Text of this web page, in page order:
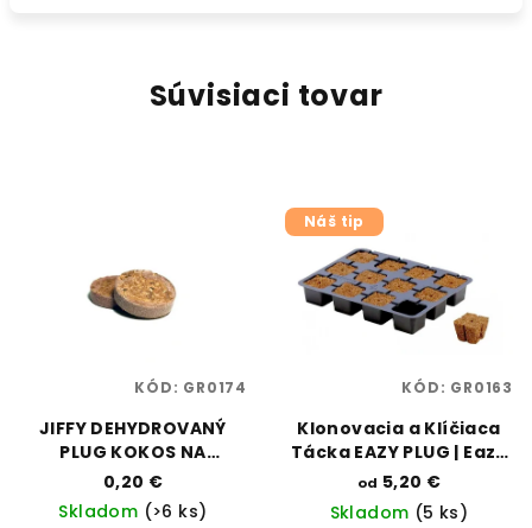
Súvisiaci tovar
JIFFY DEHYDROVANÝ
PLUG KOKOS NA
KLÍČENIE/KLONOVANIE -
42MM
0,20 €
Skladom (>6 ks)
KÓD: GR0174
Náš tip
Klonovacia a Klíčiaca
Tácka EAZY PLUG | Eazy
Plug
od 5,20 €
Skladom (5 ks)
KÓD: GR0163